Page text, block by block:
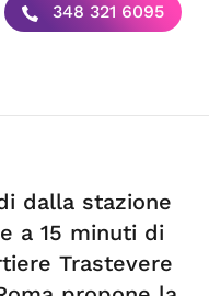
348 321 6095
dalla stazione
a 15 minuti di
Trastevere